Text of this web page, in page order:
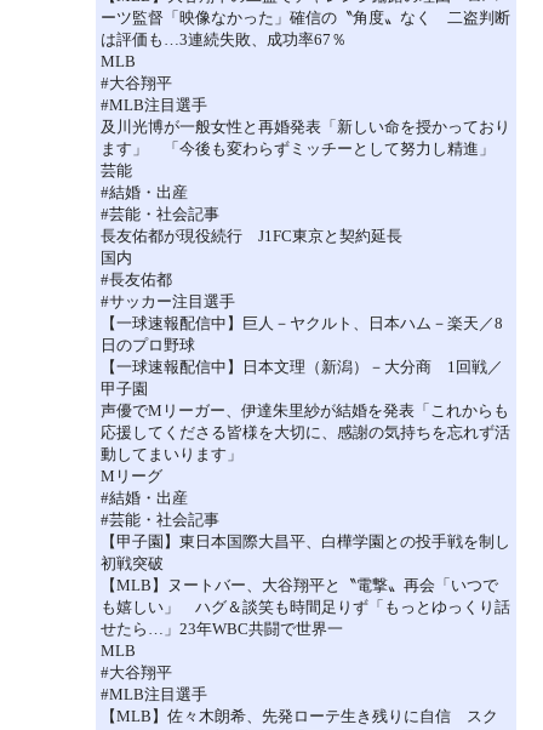
ーツ監督「映像なかった」確信の〝角度〟なく 二盗判断
は評価も…3連続失敗、成功率67％
MLB
#大谷翔平
#MLB注目選手
及川光博が一般女性と再婚発表「新しい命を授かっており
ます」 「今後も変わらずミッチーとして努力し精進」
芸能
#結婚・出産
#芸能・社会記事
長友佑都が現役続行 J1FC東京と契約延長
国内
#長友佑都
#サッカー注目選手
【一球速報配信中】巨人－ヤクルト、日本ハム－楽天／8
日のプロ野球
【一球速報配信中】日本文理（新潟）－大分商 1回戦／
甲子園
声優でMリーガー、伊達朱里紗が結婚を発表「これからも
応援してくださる皆様を大切に、感謝の気持ちを忘れず活
動してまいります」
Mリーグ
#結婚・出産
#芸能・社会記事
【甲子園】東日本国際大昌平、白樺学園との投手戦を制し
初戦突破
【MLB】ヌートバー、大谷翔平と〝電撃〟再会「いつで
も嬉しい」 ハグ＆談笑も時間足りず「もっとゆっくり話
せたら…」23年WBC共闘で世界一
MLB
#大谷翔平
#MLB注目選手
【MLB】佐々木朗希、先発ローテ生き残りに自信 スク